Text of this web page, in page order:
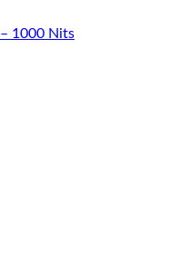
1000 Nits